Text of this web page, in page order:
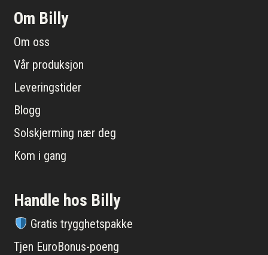
Om Billy
Om oss
Vår produksjon
Leveringstider
Blogg
Solskjerming nær deg
Kom i gang
Handle hos Billy
Gratis trygghetspakke
Tjen EuroBonus-poeng